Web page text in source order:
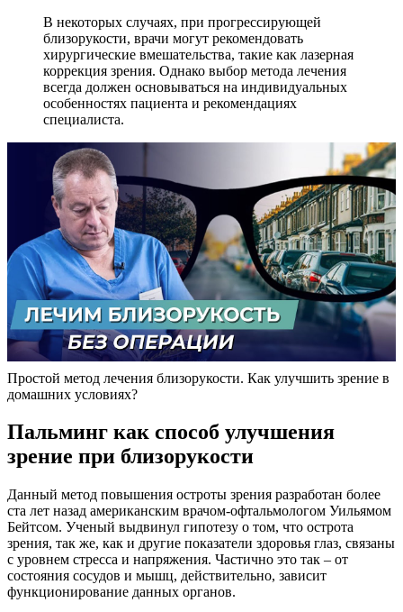
В некоторых случаях, при прогрессирующей
близорукости, врачи могут рекомендовать
хирургические вмешательства, такие как лазерная
коррекция зрения. Однако выбор метода лечения
всегда должен основываться на индивидуальных
особенностях пациента и рекомендациях
специалиста.
Простой метод лечения близорукости. Как улучшить зрение в
домашних условиях?
Пальминг как способ улучшения
зрение при близорукости
Данный метод повышения остроты зрения разработан более
ста лет назад американским врачом-офтальмологом Уильямом
Бейтсом. Ученый выдвинул гипотезу о том, что острота
зрения, так же, как и другие показатели здоровья глаз, связаны
с уровнем стресса и напряжения. Частично это так – от
состояния сосудов и мышц, действительно, зависит
функционирование данных органов.